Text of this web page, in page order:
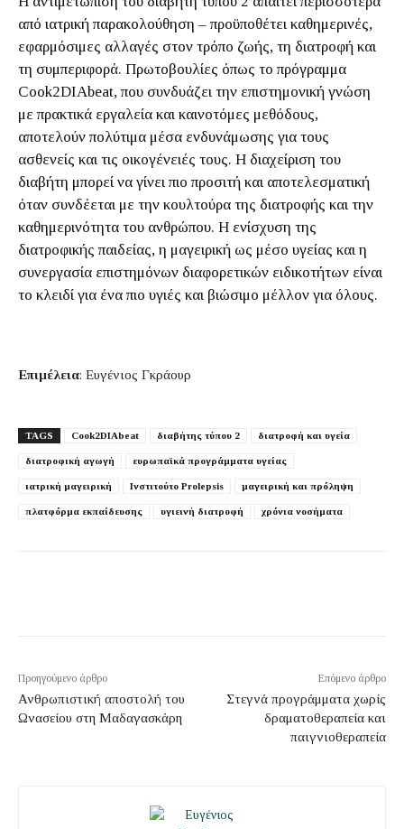
από ιατρική παρακολούθηση – προϋποθέτει καθημερινές,
εφαρμόσιμες αλλαγές στον τρόπο ζωής, τη διατροφή και
τη συμπεριφορά. Πρωτοβουλίες όπως το πρόγραμμα
Cook2DIAbeat, που συνδυάζει την επιστημονική γνώση
με πρακτικά εργαλεία και καινοτόμες μεθόδους,
αποτελούν πολύτιμα μέσα ενδυνάμωσης για τους
ασθενείς και τις οικογένειές τους. Η διαχείριση του
διαβήτη μπορεί να γίνει πιο προσιτή και αποτελεσματική
όταν συνδέεται με την κουλτούρα της διατροφής και την
καθημερινότητα του ανθρώπου. Η ενίσχυση της
διατροφικής παιδείας, η μαγειρική ως μέσο υγείας και η
συνεργασία επιστημόνων διαφορετικών ειδικοτήτων είναι
το κλειδί για ένα πιο υγιές και βιώσιμο μέλλον για όλους.
Επιμέλεια: Ευγένιος Γκράουρ
TAGS Cook2DIAbeat διαβήτης τύπου 2 διατροφή και υγεία
διατροφική αγωγή ευρωπαϊκά προγράμματα υγείας
ιατρική μαγειρική Ινστιτούτο Prolepsis μαγειρική και πρόληψη
πλατφόρμα εκπαίδευσης υγιεινή διατροφή χρόνια νοσήματα
Προηγούμενο άρθρο
Ανθρωπιστική αποστολή του
Ωνασείου στη Μαδαγασκάρη
Επόμενο άρθρο
Στεγνά προγράμματα χωρίς
δραματοθεραπεία και
παιγνιοθεραπεία